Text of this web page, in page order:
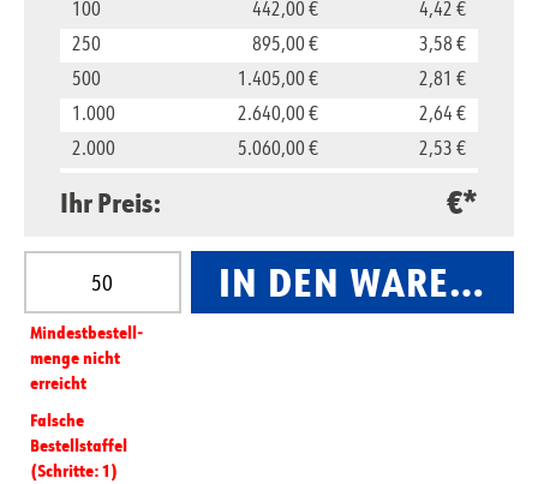
100
442,00 €
4,42 €
250
895,00 €
3,58 €
500
1.405,00 €
2,81 €
1.000
2.640,00 €
2,64 €
2.000
5.060,00 €
2,53 €
2,35 €
Ihr Preis: €*
Produkt Anzahl: Gib den gewünschten Wert ein
Mindest­­bestell­­
menge nicht
erreicht
Falsche
Bestellstaffel
(Schritte: 1)
IN DEN